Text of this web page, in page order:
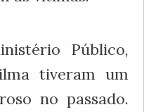
Público,
tiveram um
no passado.